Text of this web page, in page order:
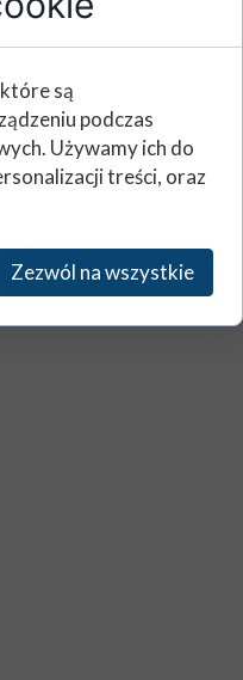
są
podczas
Używamy ich do
treści, oraz
Zezwól na wszystkie